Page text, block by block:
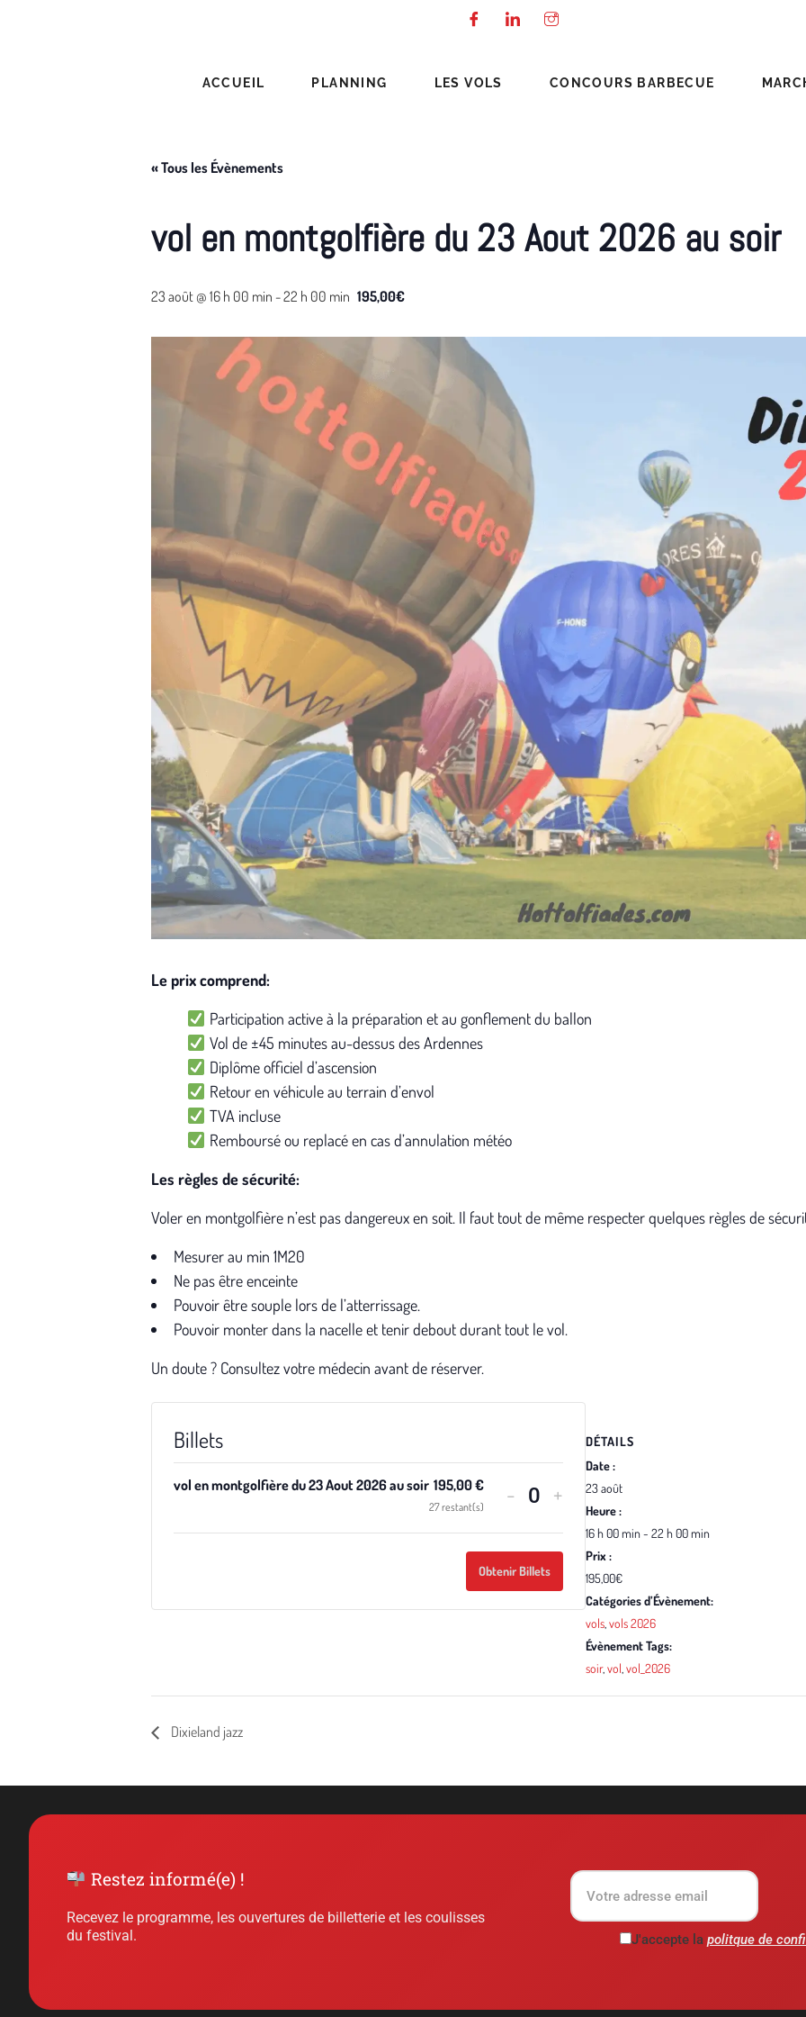
ACCUEIL PLANNING LES VOLS CONCOURS BARBECUE
« Tous les Évènements
vol en montgolfière du 23 Aout 2026 au soir
23 août @ 16 h 00 min -22 h 00 min 195,00€
Le prix comprend:
Participation active à la préparation et au gonflement du ballon
Vol de ±45 minutes au-dessus des Ardennes
Diplôme officiel d’ascension
Retour en véhicule au terrain d’envol
TVA incluse
Remboursé ou replacé en cas d’annulation météo
Les règles de sécurité:
Voler en montgolfière n’est pas dangereux en soit. Il faut tout de même respecter quelques règles de
Mesurer au min 1M20
Ne pas être enceinte
Pouvoir être souple lors de l’atterrissage.
Pouvoir monter dans la nacelle et tenir debout durant tout le vol.
Un doute ? Consultez votre médecin avant de réserver.
DÉTAILS
Date :
23 août
Heure :
16 h 00 min - 22 h 00 min
Prix :
195,00€
Catégories d’Évènement:
vols vols 2026
Évènement Tags:
soir, vol vol_2026
Billets
vol en montgolfière du 23 Aout 2026 au soir 195,00€
27restant(s) -
Quantité
+
Obtenir Billets
Dixieland jazz
Restez informé(e) !
Recevez le programme, les ouvertures de billetterie et les coulisses
du festival.
J'accepte la politque de